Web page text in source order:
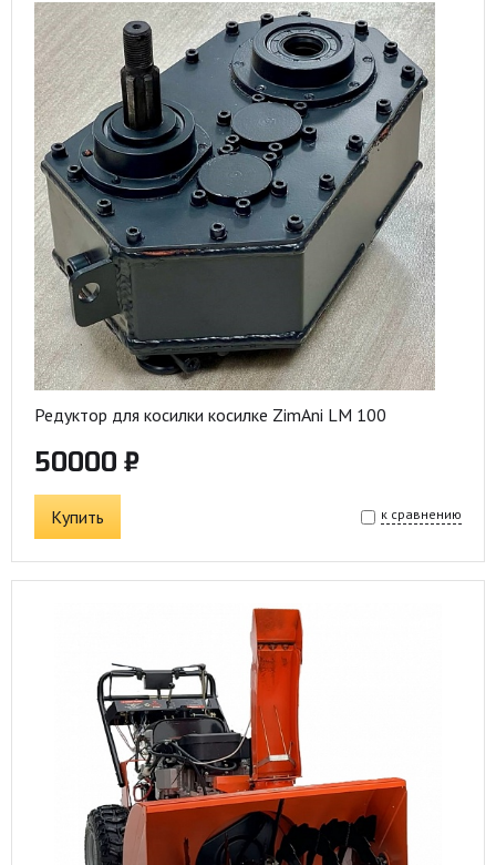
Редуктор для косилки косилке ZimAni LM 100
50000 ₽
Купить к сравнению